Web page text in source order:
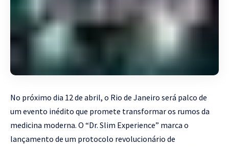
No próximo dia 12 de abril, o Rio de Janeiro será palco de
um evento inédito que promete transformar os rumos da
medicina moderna. O “Dr. Slim Experience” marca o
lançamento de um protocolo revolucionário de